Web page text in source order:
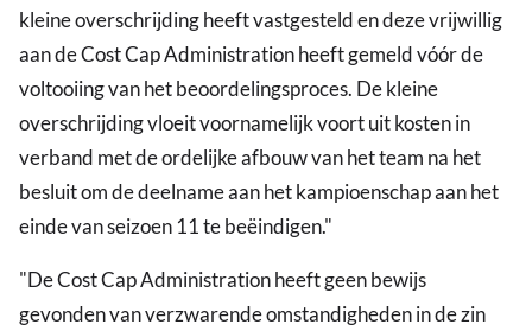
kleine overschrijding heeft vastgesteld en deze vrijwillig
aan de Cost Cap Administration heeft gemeld vóór de
voltooiing van het beoordelingsproces. De kleine
overschrijding vloeit voornamelijk voort uit kosten in
verband met de ordelijke afbouw van het team na het
besluit om de deelname aan het kampioenschap aan het
einde van seizoen 11 te beëindigen."
"De Cost Cap Administration heeft geen bewijs
gevonden van verzwarende omstandigheden in de zin